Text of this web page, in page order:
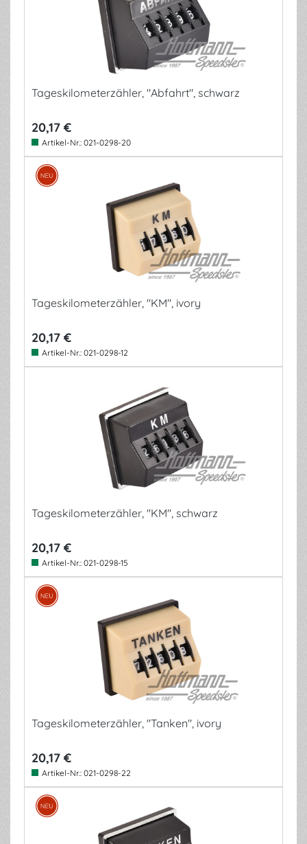
Tageskilometerzähler, "Abfahrt", schwarz
20,17 €
Artikel-Nr.: 021-0298-20
Tageskilometerzähler, "KM", ivory
20,17 €
Artikel-Nr.: 021-0298-12
Tageskilometerzähler, "KM", schwarz
20,17 €
Artikel-Nr.: 021-0298-15
Tageskilometerzähler, "Tanken", ivory
20,17 €
Artikel-Nr.: 021-0298-22